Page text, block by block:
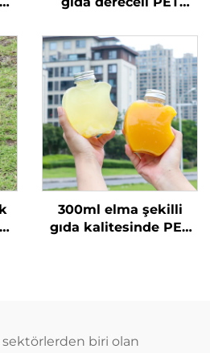
plastik ambalaj şişesi
meyve suyu ve
içecekler için sıcak
satılan
300ml elma şekilli
gıda kalitesinde PET
uygun
biri olan